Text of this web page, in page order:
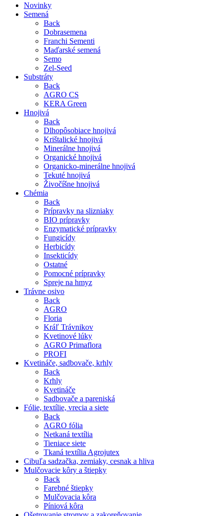
Novinky
Semená
Back
Dobrasemena
Franchi Sementi
Maďarské semená
Semo
Zel-Seed
Substráty
Back
AGRO CS
KERA Green
Hnojivá
Back
Dlhopôsobiace hnojivá
Krištalické hnojivá
Minerálne hnojivá
Organické hnojivá
Organicko-minerálne hnojivá
Tekuté hnojivá
Živočíšne hnojivá
Chémia
Back
Prípravky na slizniaky
BIO prípravky
Enzymatické prípravky
Fungicídy
Herbicídy
Insekticídy
Ostatné
Pomocné prípravky
Spreje na hmyz
Trávne osivo
Back
AGRO
Floria
Kráľ Trávnikov
Kvetinové lúky
AGRO Primaflora
PROFI
Kvetináče, sadbovače, krhly
Back
Krhly
Kvetináče
Sadbovače a pareniská
Fólie, textílie, vrecia a siete
Back
AGRO fólia
Netkaná textília
Tieniace siete
Tkaná textília Agrojutex
Cibuľa sadzačka, zemiaky, cesnak a hliva
Mulčovacie kôry a štiepky
Back
Farebné štiepky
Mulčovacia kôra
Píniová kôra